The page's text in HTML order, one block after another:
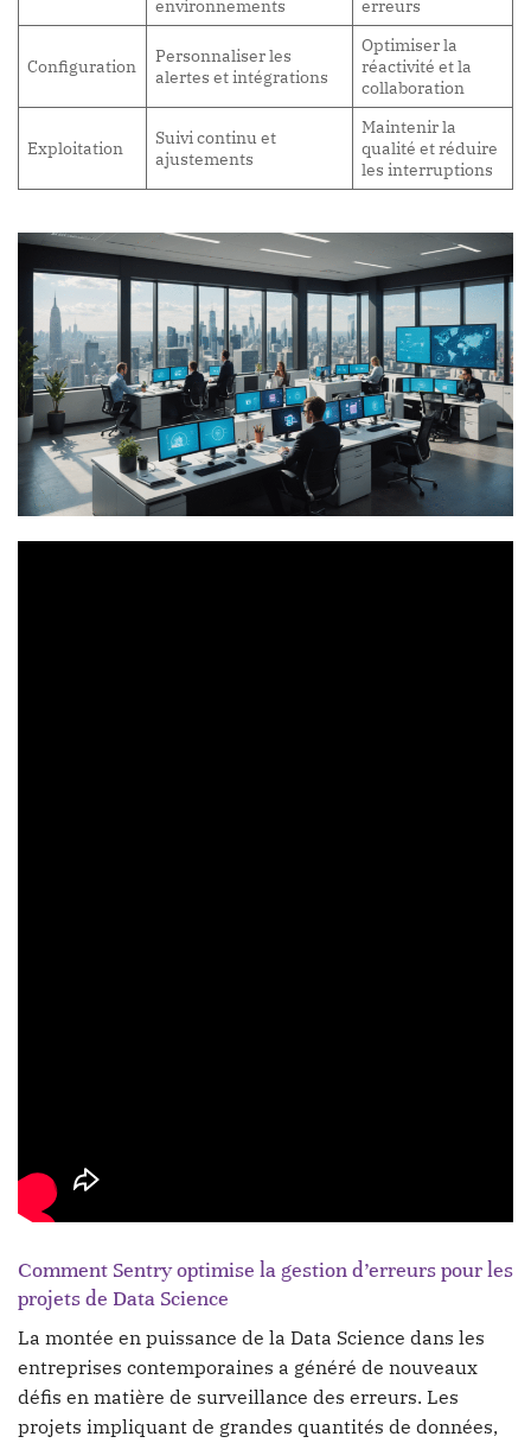
environnements erreurs
Configuration
Personnaliser les
alertes et intégrations
Optimiser la
réactivité et la
collaboration
Exploitation
Suivi continu et
ajustements
Maintenir la
qualité et réduire
les interruptions
Comment Sentry optimise la gestion d’erreurs pour les
projets de Data Science
La montée en puissance de la Data Science dans les
entreprises contemporaines a généré de nouveaux
défis en matière de surveillance des erreurs. Les
projets impliquant de grandes quantités de données,